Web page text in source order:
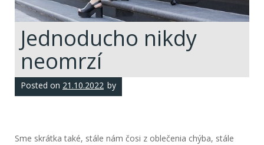
Jednoducho nikdy
neomrzí
Posted on 21.10.2022 by
Sme skrátka také, stále nám čosi z oblečenia chýba, stále